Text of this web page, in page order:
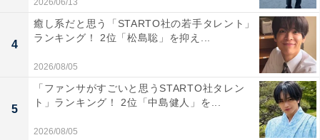
1位：No.6（ナンバーシックス）／71票
秋田県の酒蔵が手掛ける銘柄で、そのスタイリッシュな
2026/06/13
4
癒し系だと思う「STARTO社の若手タレント」
ランキング！ 2位「松島聡」を抑え...
2026/08/05
5
「ファンサがすごいと思うSTARTO社タレン
ト」ランキング！ 2位「中島健人」を...
2026/08/05